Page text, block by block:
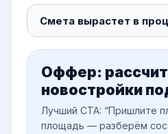
Оффер:
новостройки
Лучший CTA: “Пришлите
площадь — разберём